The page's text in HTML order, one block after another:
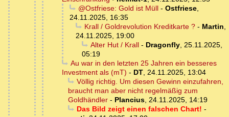
@Ostfriese: Gold ist Müll- Ostfriese,
24.11.2025, 16:35
Krall / Goldrevolution Kreditkarte ?- Martin,
24.11.2025, 19:00
Alter Hut / Krall- Dragonfly, 25.11.2025,
05:19
Au war in den letzten 25 Jahren ein besseres
Investment als (mT) - DT, 24.11.2025, 13:04
Völlig richtig. Um diesen Gewinn einzufahren,
braucht man aber nicht regelmäßig zum
Goldhändler - Plancius, 24.11.2025, 14:19
Das Bild zeigt einen falschen Chart! -